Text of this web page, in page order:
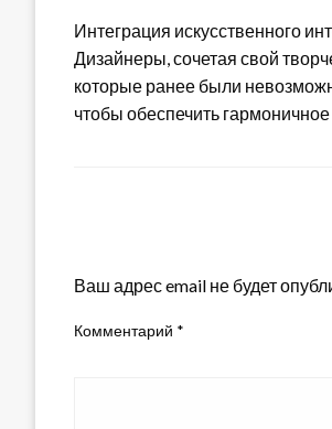
Интеграция искусственного
Дизайнеры, сочетая свой
которые ранее были
чтобы обеспечить
Ваш адрес email не будет
Комментарий *